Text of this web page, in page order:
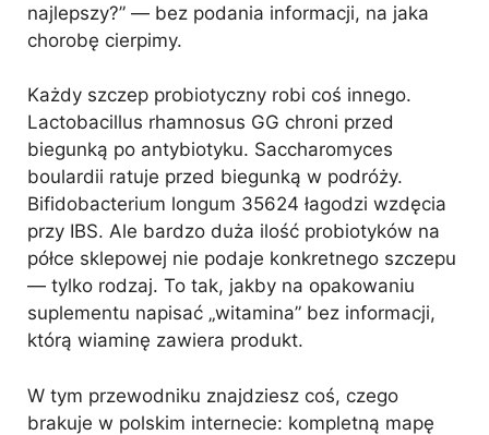
najlepszy?” — bez podania informacji, na jaka
chorobę cierpimy.
Każdy szczep probiotyczny robi coś innego.
Lactobacillus rhamnosus GG chroni przed
biegunką po antybiotyku. Saccharomyces
boulardii ratuje przed biegunką w podróży.
Bifidobacterium longum 35624 łagodzi wzdęcia
przy IBS. Ale bardzo duża ilość probiotyków na
półce sklepowej nie podaje konkretnego szczepu
— tylko rodzaj. To tak, jakby na opakowaniu
suplementu napisać „witamina” bez informacji,
którą wiaminę zawiera produkt.
W tym przewodniku znajdziesz coś, czego
brakuje w polskim internecie: kompletną mapę